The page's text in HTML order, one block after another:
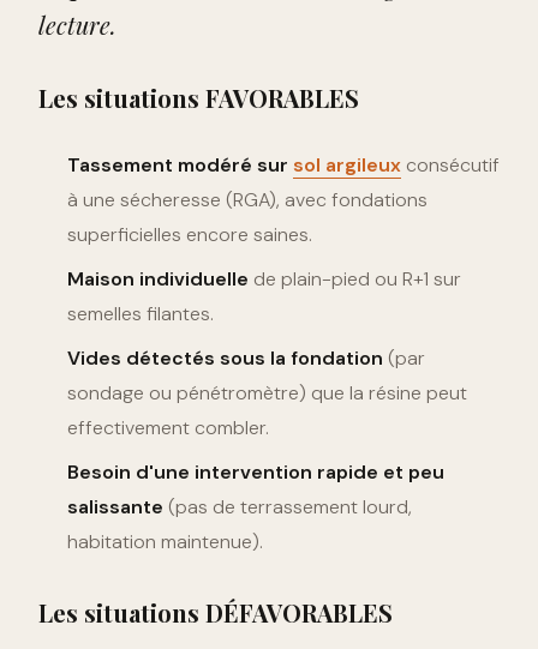
lecture.
Les situations FAVORABLES
Tassement modéré sur sol argileux consécutif
à une sécheresse (RGA), avec fondations
superficielles encore saines.
Maison individuelle de plain-pied ou R+1 sur
semelles filantes.
Vides détectés sous la fondation (par
sondage ou pénétromètre) que la résine peut
effectivement combler.
Besoin d'une intervention rapide et peu
salissante (pas de terrassement lourd,
habitation maintenue).
Les situations DÉFAVORABLES